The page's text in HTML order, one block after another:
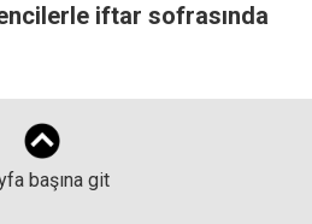
iftar sofrasında
başına git